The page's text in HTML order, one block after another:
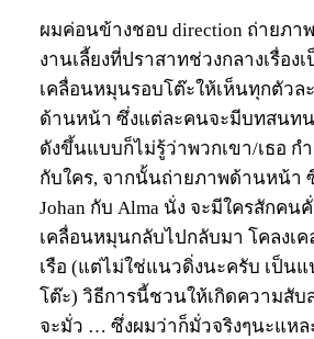
ผมค่อนข้างชอบ direction ถ่ายภา
งานเลี้ยงที่ปราสาทช่วงกลางเรื่อง
เคลื่อนหมุนรอบโต๊ะให้เห็นทุกตัวล
ด้านหน้า ซึ่งแต่ละคนจะมีบทสนทน
ดังขึ้นแบบก็ไม่รู้ว่าพวกเขา/เธอ ก
กับใคร, จากนั้นถ่ายภาพด้านหน้า
Johan กับ Alma นั่ง จะมีใครสักคน
เคลื่อนหมุนกลับไปกลับมา โคลงเ
เรือ (แต่ไม่ใช่แนวดิ่งนะครับ เป็น
โต๊ะ) วิธีการนี้ชวนให้เกิดความสับ
จะมั่ว … ซึ่งผมว่าก็มั่วจริงๆนะแหล